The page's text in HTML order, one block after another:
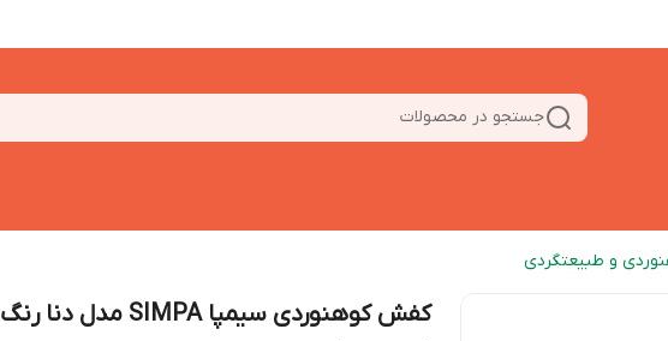
جستجو در محصولات
و طبیعتگردی
کفش کوهنوردی سیمپا SIMPA مدل دنا رنگ